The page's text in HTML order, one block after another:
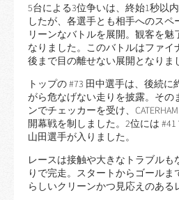
5台による3位争いは、終始1秒以
したが、各選手とも相手へのスペ
リーンなバトルを展開。観客を魅
なりました。このバトルはファイ
後まで目の離せない展開となりま
トップの #73 田中選手は、後続
がら危なげない走りを披露。その
ンでチェッカーを受け、
開幕戦を制しました。2位には
山田選手が入りました。
レースは接触や大きなトラブルも
りで完走。スタートからゴールまで
らしいクリーンかつ見応えのある